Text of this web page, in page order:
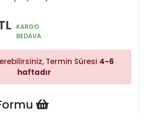
KARGO
BEDAVA
Termin Süresi 4-6
haftadır